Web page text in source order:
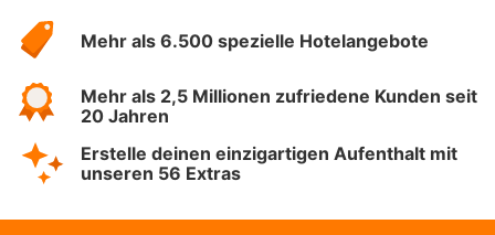
Hotelspecials
Mehr als 6.500 spezielle Hotelangebote
Mehr als 2,5 Millionen zufriedene Kunden seit
20 Jahren
Erstelle deinen einzigartigen Aufenthalt mit
unseren 56 Extras